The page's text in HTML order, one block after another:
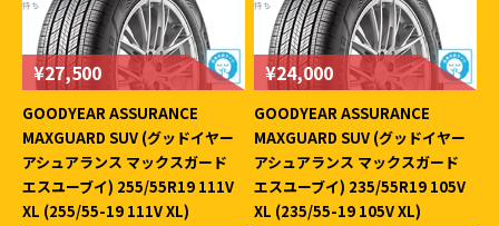
¥27,500
GOODYEAR ASSURANCE
MAXGUARD SUV (グッドイヤー
アシュアランス マックスガード
エスユーブイ) 255/55R19 111V
XL (255/55-19 111V XL)
¥24,000
GOODYEAR ASSURANCE
MAXGUARD SUV (グッドイヤー
アシュアランス マックスガード
エスユーブイ) 235/55R19 105V
XL (235/55-19 105V XL)